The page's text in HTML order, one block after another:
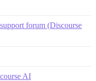
forum (Discourse
AI